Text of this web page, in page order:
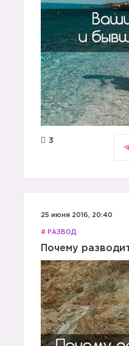
3
25 июня 2016, 20:40
# РАЗВОД
Почему